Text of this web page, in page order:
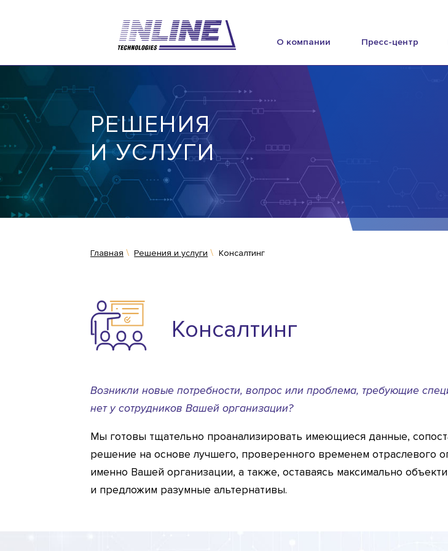
О компании Пресс-центр
РЕШЕНИЯ
И УСЛУГИ
Главная Решения и услуги Консалтинг
Консалтинг
Возникли новые потребности, вопрос или проблема, требующие
нет у сотрудников Вашей организации?
Мы готовы тщательно проанализировать имеющиеся данные,
решение на основе лучшего, проверенного временем отраслевого
именно Вашей организации, а также, оставаясь максимально
и предложим разумные альтернативы.